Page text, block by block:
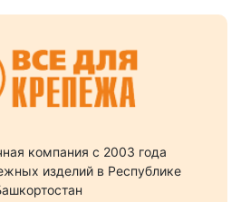
компания c 2003 года
изделий в Республике